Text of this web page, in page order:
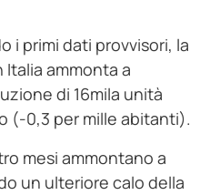
i primi dati provvisori, la
ammonta a
di 16mila unità
(-0,3 per mille abitanti).
mesi ammontano a
un ulteriore calo della